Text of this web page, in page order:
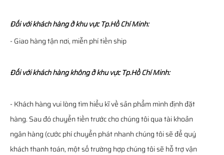
Đối với khách hàng ở khu vực Tp.Hồ Chí Minh:
- Giao hàng tận nơi, miễn phí tiền ship
Đối với khách hàng không ở khu vực Tp.Hồ Chí Minh:
- Khách hàng vui lòng tìm hiểu kĩ về sản phẩm mình định đặt
hàng. Sau đó chuyển tiền trước cho chúng tôi qua tài khoản
ngân hàng (cước phí chuyển phát nhanh chúng tôi sẽ để quý
khách thanh toán, một số trường hợp chúng tôi sẽ hỗ trợ vận